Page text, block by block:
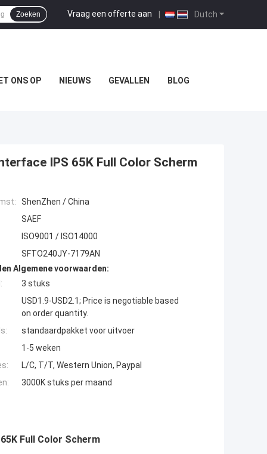
Dutch
Vraag een offerte aan |
Zoeken
ONS OP NIEUWS GEVALLEN BLOG
IPS 65K Full Color Scherm
ShenZhen / China
SAEF
ISO9001 / ISO14000
SFTO240JY-7179AN
Algemene voorwaarden:
3 stuks
USD1.9-USD2.1; Price is negotiable based
on order quantity.
standaardpakket voor uitvoer
1-5 weken
L/C, T/T, Western Union, Paypal
3000K stuks per maand
Full Color Scherm